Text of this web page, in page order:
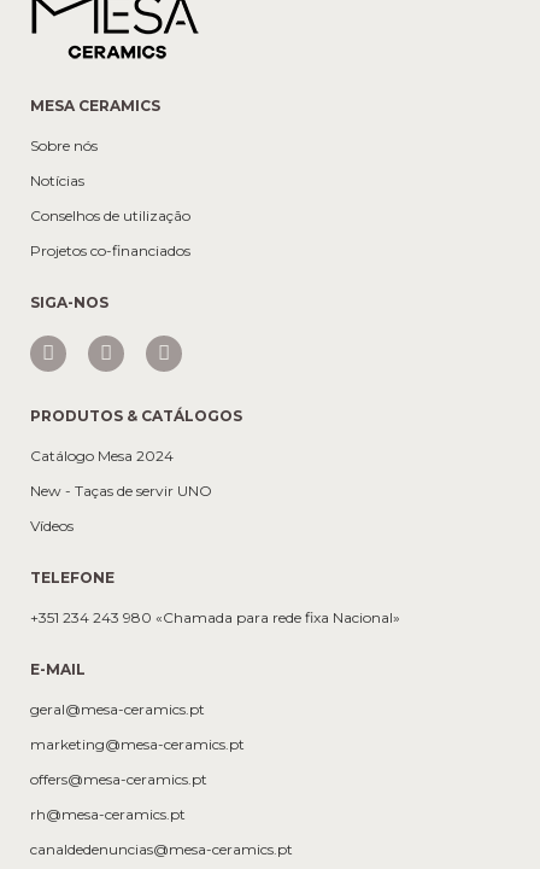
MESA CERAMICS
Sobre nós
Notícias
Conselhos de utilização
Projetos co-financiados
SIGA-NOS
PRODUTOS & CATÁLOGOS
Catálogo Mesa 2024
New - Taças de servir UNO
Vídeos
TELEFONE
+351 234 243 980 «Chamada para rede fixa Nacional»
E-MAIL
geral@mesa-ceramics.pt
marketing@mesa-ceramics.pt
offers@mesa-ceramics.pt
rh@mesa-ceramics.pt
canaldedenuncias@mesa-ceramics.pt